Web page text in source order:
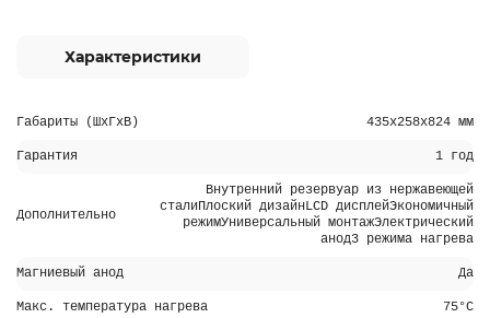
Характеристики
Габариты (ШхГхВ) 435х258х824 мм
Гарантия 1 год
Дополнительно
Внутренний резервуар из нержавеющей
сталиПлоский дизайнLCD дисплейЭкономичный
режимУниверсальный монтажЭлектрический
анод3 режима нагрева
Магниевый анод Да
Макс. температура нагрева 75°С